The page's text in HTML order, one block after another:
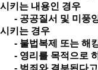
시키는 내용인 경우
- 공공질서 및 미풍
시키는 경우
- 불법복제 또는 해
- 영리를 목적으로
- 범죄와 결부된다고